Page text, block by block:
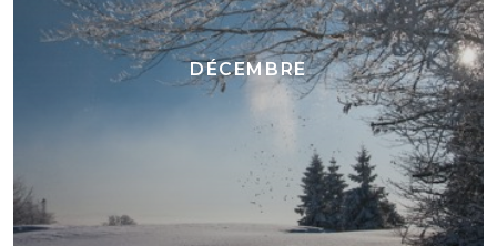
DÉCEMBRE